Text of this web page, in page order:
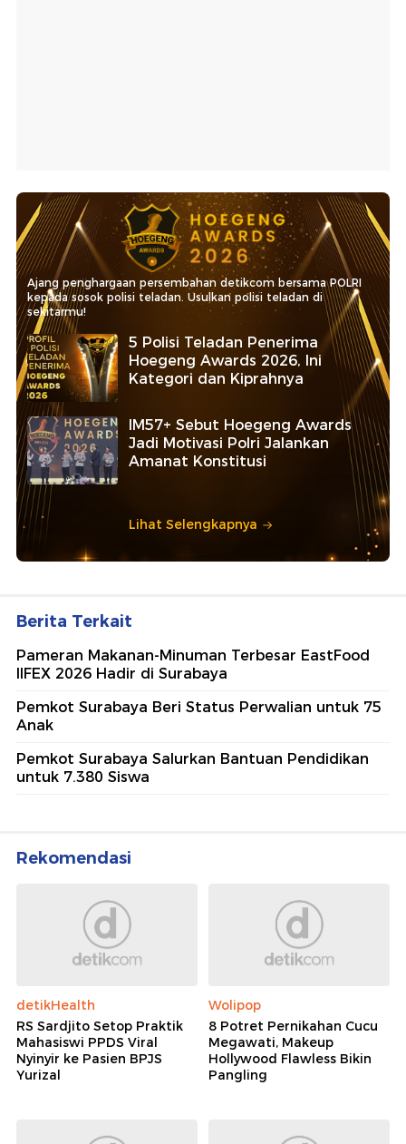
Ajang penghargaan persembahan detikcom bersama POLRI
kepada sosok polisi teladan. Usulkan polisi teladan di
sekitarmu!
5 Polisi Teladan Penerima
Hoegeng Awards 2026, Ini
Kategori dan Kiprahnya
IM57+ Sebut Hoegeng Awards
Jadi Motivasi Polri Jalankan
Amanat Konstitusi
Lihat Selengkapnya
Berita Terkait
Pameran Makanan-Minuman Terbesar EastFood
IIFEX 2026 Hadir di Surabaya
Pemkot Surabaya Beri Status Perwalian untuk 75
Anak
Pemkot Surabaya Salurkan Bantuan Pendidikan
untuk 7.380 Siswa
Rekomendasi
detikHealth
RS Sardjito Setop Praktik
Mahasiswi PPDS Viral
Nyinyir ke Pasien BPJS
Yurizal
Wolipop
8 Potret Pernikahan Cucu
Megawati, Makeup
Hollywood Flawless Bikin
Pangling